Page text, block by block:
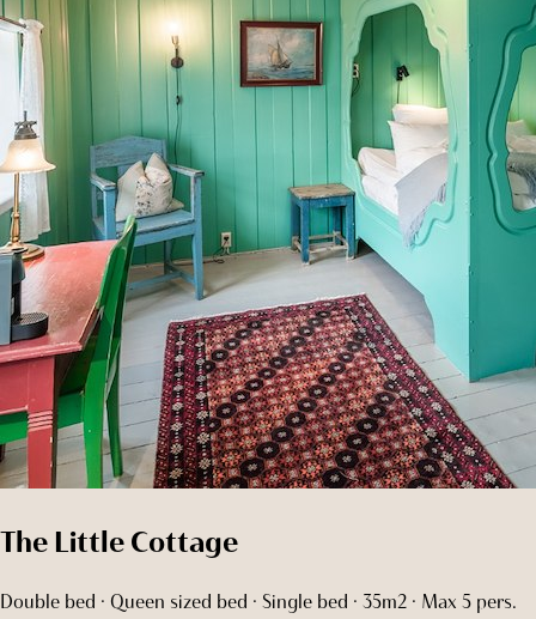
The Little Cottage
Double bed · Queen sized bed · Single bed · 35m2 · Max 5 pers.